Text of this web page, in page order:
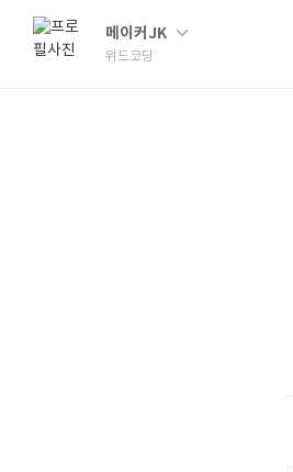
메이커JK
위드코딩